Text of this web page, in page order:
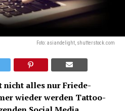
Foto: asiandelight, shutterstock.com
alles nur Friede-
wieder werden Tattoo-